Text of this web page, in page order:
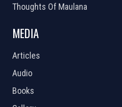
Thoughts Of Maulana
MEDIA
Articles
Audio
Books